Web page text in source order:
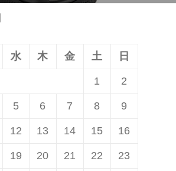
水 木 金 土 日
1 2
5 6 7 8 9
12 13 14 15 16
19 20 21 22 23